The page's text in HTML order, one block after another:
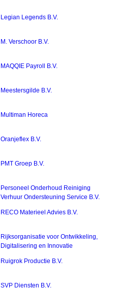
Legian Legends B.V.
M. Verschoor B.V.
MAQQIE Payroll B.V.
Meestersgilde B.V.
Multiman Horeca
Oranjeflex B.V.
PMT Groep B.V.
Personeel Onderhoud Reiniging
Verhuur Ondersteuning Service B.V.
RECO Materieel Advies B.V.
Rijksorganisatie voor Ontwikkeling,
Digitalisering en Innovatie
Ruigrok Productie B.V.
SVP Diensten B.V.